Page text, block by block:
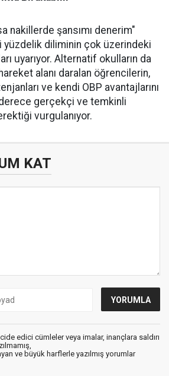
nakillerde şansımı denerim"
yüzdelik diliminin çok üzerindeki
uyarıyor. Alternatif okulların da
alanı daralan öğrencilerin,
ve kendi OBP avantajlarını
gerçekçi ve temkinli
vurgulanıyor.
KAT
edici cümleler veya imalar, inançlara saldırı
ve büyük harflerle yazılmış yorumlar